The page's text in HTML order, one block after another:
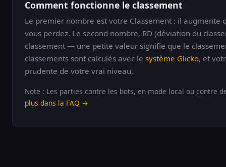
Comment fonctionne le classement
Le premier nombre est votre Classement : il
vous perdez. Le second nombre, RD (déviation du
classement — une petite valeur signifie que le
classements sont calculés avec le système Glicko, et
prudente de votre vrai niveau.
Note : Les parties contre les bots, en mode local ou contre
plus dans la FAQ →